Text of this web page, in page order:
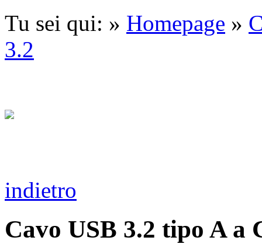
Tu sei qui: » Homepage »
3.2
indietro
Cavo USB 3.2 tipo A a